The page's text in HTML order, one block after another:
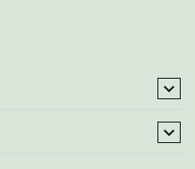

